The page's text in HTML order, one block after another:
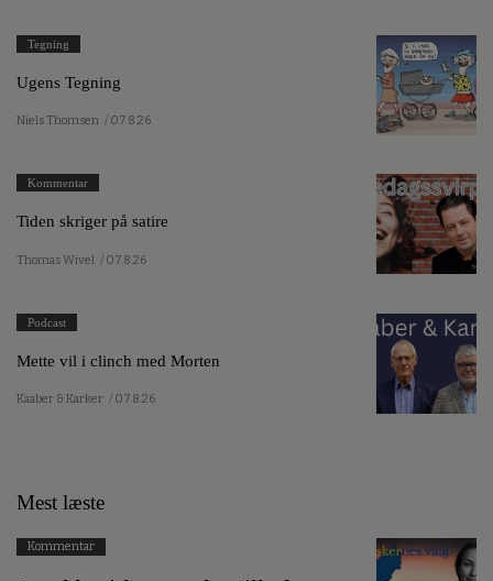
Tegning
Ugens Tegning
Niels Thomsen / 07.8.26
Kommentar
Tiden skriger på satire
Thomas Wivel / 07.8.26
Podcast
Mette vil i clinch med Morten
Kaaber & Karker / 07.8.26
Mest læste
Kommentar